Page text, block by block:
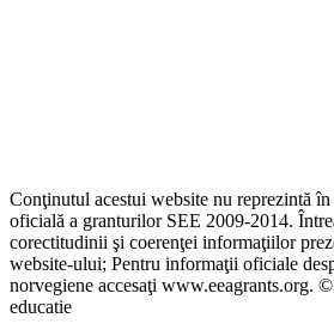
Conţinutul acestui website nu reprezintă
oficială a granturilor SEE 2009-2014.
corectitudinii şi coerenţei informaţiilor
website-ului; Pentru informaţii oficiale
norvegiene accesaţi www.eeagrants.org.
educatie